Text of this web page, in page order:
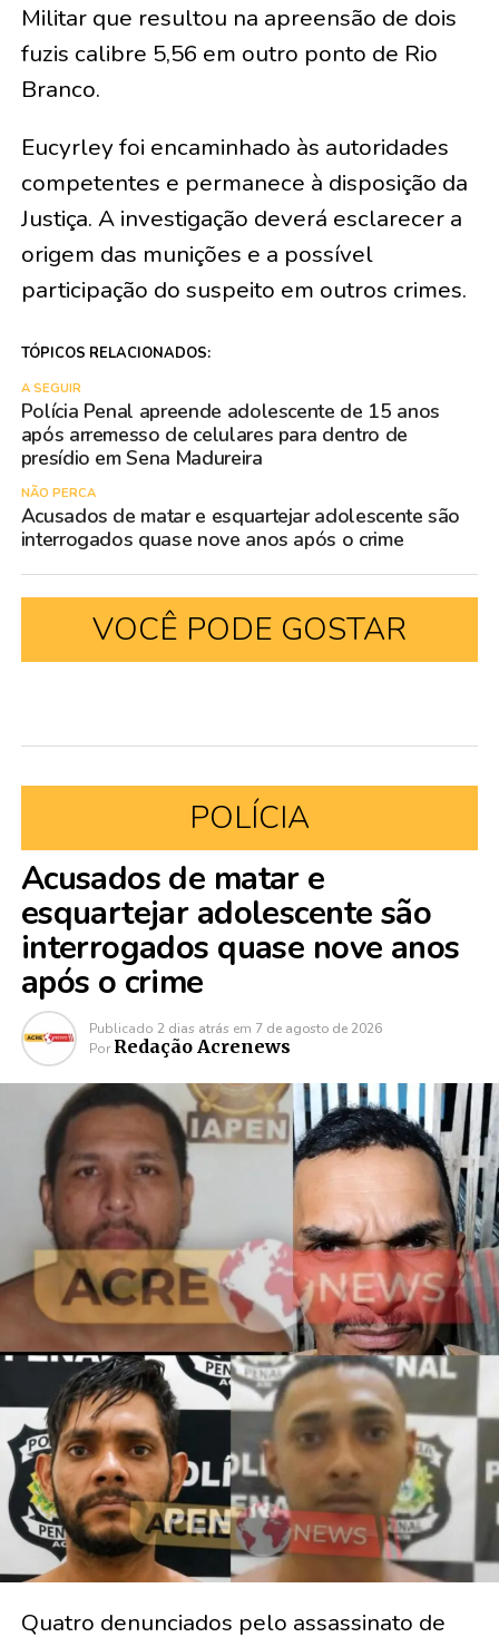
Militar que resultou na apreensão de dois
fuzis calibre 5,56 em outro ponto de Rio
Branco.
Eucyrley foi encaminhado às autoridades
competentes e permanece à disposição da
Justiça. A investigação deverá esclarecer a
origem das munições e a possível
participação do suspeito em outros crimes.
TÓPICOS RELACIONADOS:
A SEGUIR
Polícia Penal apreende adolescente de 15 anos
após arremesso de celulares para dentro de
presídio em Sena Madureira
NÃO PERCA
Acusados de matar e esquartejar adolescente são
interrogados quase nove anos após o crime
VOCÊ PODE GOSTAR
POLÍCIA
Acusados de matar e
esquartejar adolescente são
interrogados quase nove anos
após o crime
Publicado 2 dias atrás em 7 de agosto de 2026
Por Redação Acrenews
Quatro denunciados pelo assassinato de